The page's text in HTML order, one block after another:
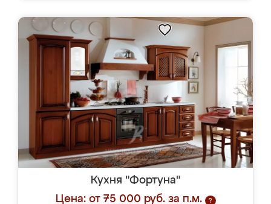
Кухня "Фортуна"
Цена: от 75 000 руб. за п.м.
?